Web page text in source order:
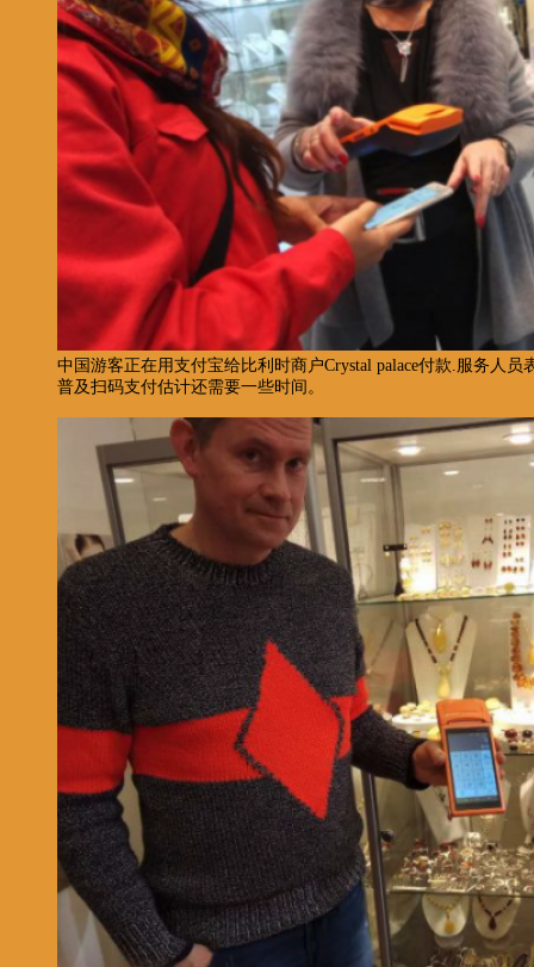
中国游客正在用支付宝给比利时商户Crystal palace付款.服务人
普及扫码支付估计还需要一些时间。